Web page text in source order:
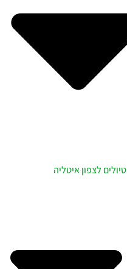
טיולים לצפון איטליה